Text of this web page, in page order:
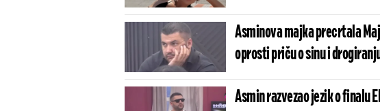
Asminova majka precrtala
oprosti priču o sinu i
Asmin razvezao jezik o finalu